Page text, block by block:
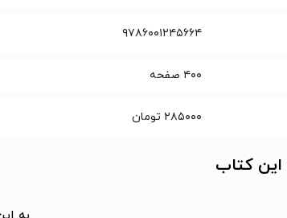
۹۷۸۶۰۰۱۲۴۵۶۶۴
۴۰۰ صفحه
۲۸۵۰۰۰ تومان
این کتاب